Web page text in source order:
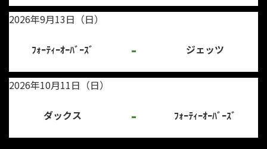
2026年9月13日（日）
ﾌｫｰﾃｨｰｵｰﾊﾞｰｽﾞ - ジェッツ
2026年10月11日（日）
ダックス - ﾌｫｰﾃｨｰｵｰﾊﾞｰｽﾞ